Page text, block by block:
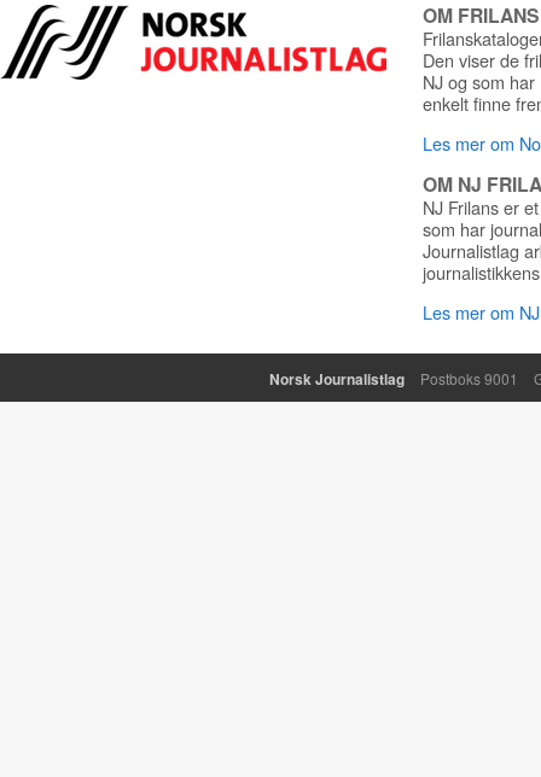
OM
Den viser de
NJ og som
enkelt finne
Les mer om
OM NJ
NJ Frilans er
som har
Journalistlag
Les mer om
Norsk Journalistlag Postboks 9001